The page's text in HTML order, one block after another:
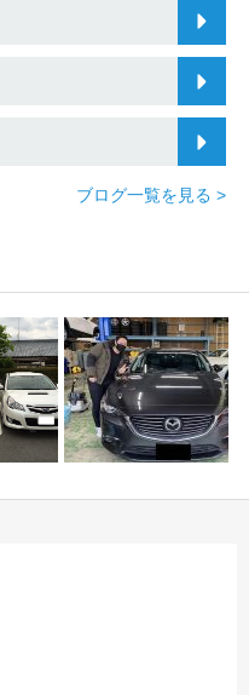
ブログ一覧を見る >